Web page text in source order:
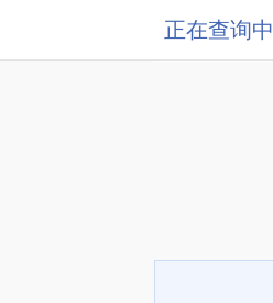
正在查询中